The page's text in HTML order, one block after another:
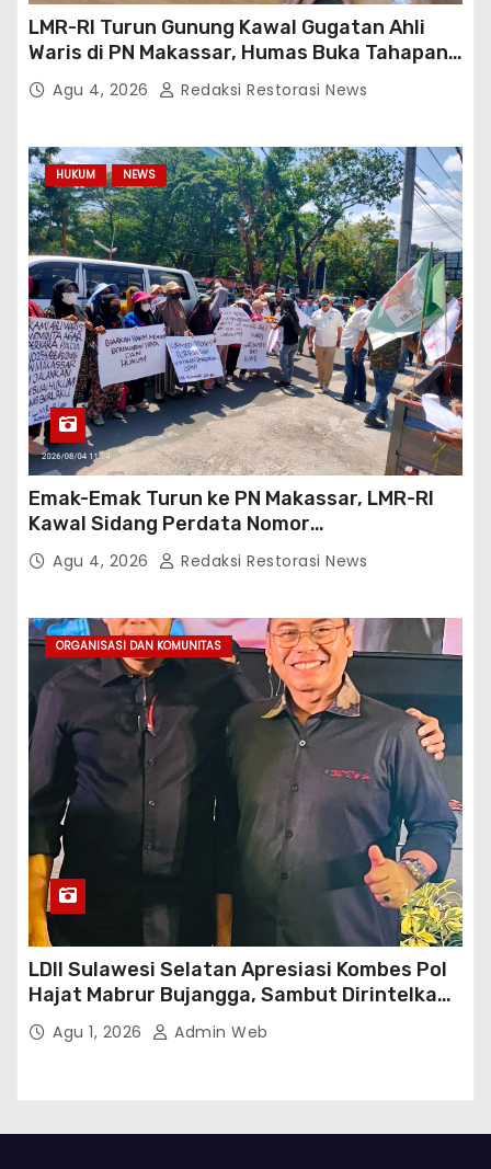
LMR-RI Turun Gunung Kawal Gugatan Ahli
Waris di PN Makassar, Humas Buka Tahapan
Persidangan
Agu 4, 2026 Redaksi Restorasi News
HUKUM NEWS
Emak-Emak Turun ke PN Makassar, LMR-RI
Kawal Sidang Perdata Nomor
254/Pdt.G/2026/PN Mks
Agu 4, 2026 Redaksi Restorasi News
ORGANISASI DAN KOMUNITAS
LDII Sulawesi Selatan Apresiasi Kombes Pol
Hajat Mabrur Bujangga, Sambut Dirintelkam
Baru Kombes Pol Dulfi Muis
Agu 1, 2026 Admin Web